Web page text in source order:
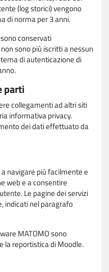
(log storici) vengono
di norma per 3 anni.
conservati
sono più iscritti a nessun
di autenticazione di
parti
collegamenti ad altri siti
informativa privacy.
dei dati effettuato da
navigare più facilmente e
web e a consentire
Le pagine dei servizi
indicati nel paragrafo
MATOMO sono
la reportistica di Moodle.